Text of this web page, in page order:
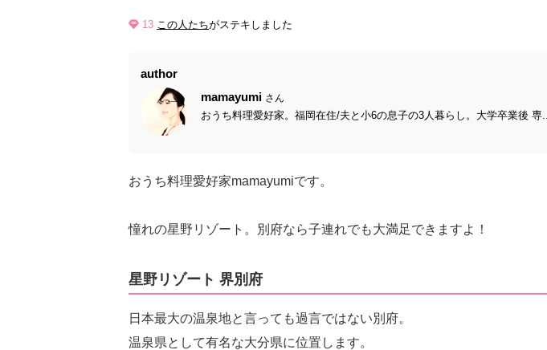
13 この人たちがステキしました
author
mamayumi さん
おうち料理愛好家。福岡在住/夫と小6の息子の3人暮らし。大学卒業後 専...
おうち料理愛好家mamayumiです。
憧れの星野リゾート。別府なら子連れでも大満足できますよ！
星野リゾート 界別府
日本最大の温泉地と言っても過言ではない別府。
温泉県として有名な大分県に位置します。